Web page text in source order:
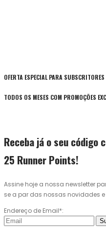
OFERTA ESPECIAL PARA SUBSCRITORES
TODOS OS MESES COM PROMOÇÕES
Receba já o seu código
25 Runner Points!
Assine hoje a nossa newsletter
se a par das nossas novidades
Endereço de Email*: